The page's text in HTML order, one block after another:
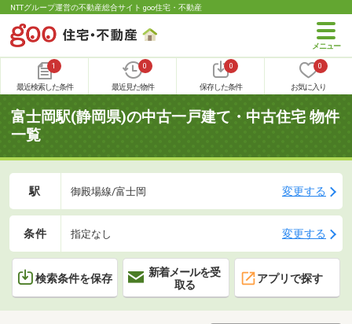
NTTグループ運営の不動産総合サイト goo住宅・不動産
1
最近検索した条件
0
最近見た物件
0
保存した条件
0
お気に入り
富士岡駅(静岡県)の中古一戸建て・中古住宅 物件
一覧
駅 御殿場線/富士岡 変更する
条件 指定なし 変更する
検索条件を保存
新着メールを受
取る
アプリで探す